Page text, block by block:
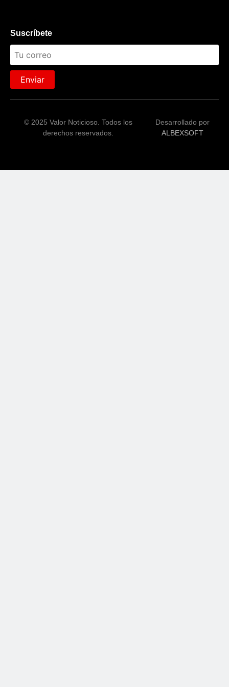
Suscríbete
Enviar
© 2025 Valor Noticioso. Todos los
derechos reservados.
Desarrollado por
ALBEXSOFT